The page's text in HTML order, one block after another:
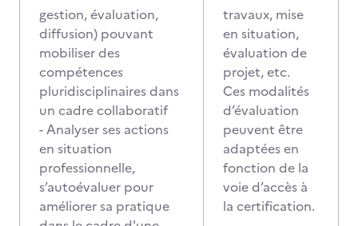
gestion, évaluation,
diffusion) pouvant
mobiliser des
compétences
pluridisciplinaires dans
un cadre collaboratif
- Analyser ses actions
en situation
professionnelle,
s’autoévaluer pour
améliorer sa pratique
travaux, mise
en situation,
évaluation de
projet, etc.
Ces modalités
d’évaluation
peuvent être
adaptées en
fonction de la
voie d’accès à
la certification.